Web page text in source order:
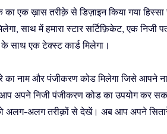
का एक ख़ास तरीक़े से डिज़ाइन किया गया हिस्सा
साथ में हमारा स्टार सर्टिफ़िकेट, एक निजी
साथ एक टेक्स्ट कार्ड मिलेगा।
का नाम और पंजीकरण कोड मिलेगा जिसे आपने
अपने निजी पंजीकरण कोड का उपयोग कर
अलग-अलग तरीक़ों से देखें। अब आप अपने सितारे